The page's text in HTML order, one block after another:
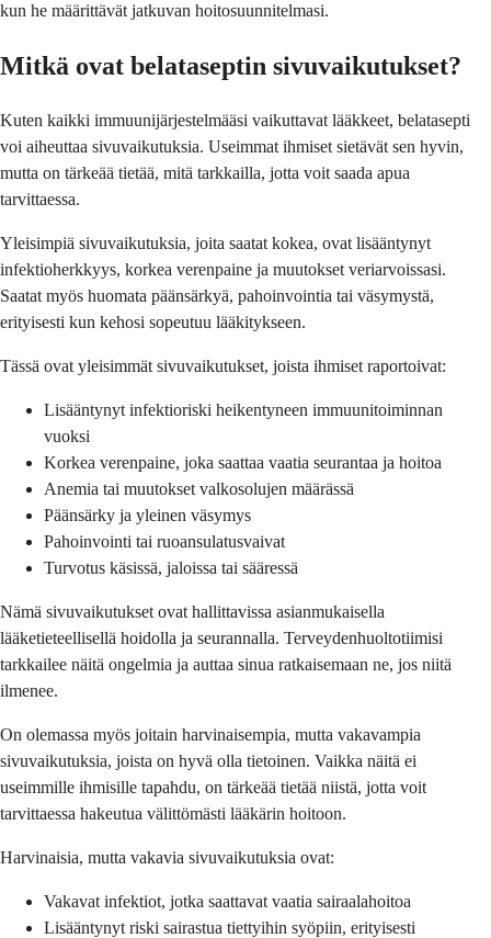
kun he määrittävät jatkuvan hoitosuunnitelmasi.
Mitkä ovat belataseptin sivuvaikutukset?
Kuten kaikki immuunijärjestelmääsi vaikuttavat lääkkeet, belatasepti
voi aiheuttaa sivuvaikutuksia. Useimmat ihmiset sietävät sen hyvin,
mutta on tärkeää tietää, mitä tarkkailla, jotta voit saada apua
tarvittaessa.
Yleisimpiä sivuvaikutuksia, joita saatat kokea, ovat lisääntynyt
infektioherkkyys, korkea verenpaine ja muutokset veriarvoissasi.
Saatat myös huomata päänsärkyä, pahoinvointia tai väsymystä,
erityisesti kun kehosi sopeutuu lääkitykseen.
Tässä ovat yleisimmät sivuvaikutukset, joista ihmiset raportoivat:
Lisääntynyt infektioriski heikentyneen immuunitoiminnan
vuoksi
Korkea verenpaine, joka saattaa vaatia seurantaa ja hoitoa
Anemia tai muutokset valkosolujen määrässä
Päänsärky ja yleinen väsymys
Pahoinvointi tai ruoansulatusvaivat
Turvotus käsissä, jaloissa tai sääressä
Nämä sivuvaikutukset ovat hallittavissa asianmukaisella
lääketieteellisellä hoidolla ja seurannalla. Terveydenhuoltotiimisi
tarkkailee näitä ongelmia ja auttaa sinua ratkaisemaan ne, jos niitä
ilmenee.
On olemassa myös joitain harvinaisempia, mutta vakavampia
sivuvaikutuksia, joista on hyvä olla tietoinen. Vaikka näitä ei
useimmille ihmisille tapahdu, on tärkeää tietää niistä, jotta voit
tarvittaessa hakeutua välittömästi lääkärin hoitoon.
Harvinaisia, mutta vakavia sivuvaikutuksia ovat:
Vakavat infektiot, jotka saattavat vaatia sairaalahoitoa
Lisääntynyt riski sairastua tiettyihin syöpiin, erityisesti